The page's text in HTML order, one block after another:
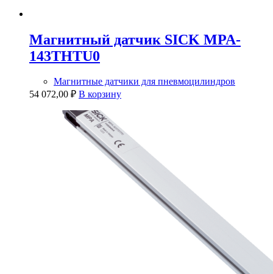
Магнитный датчик SICK MPA-
143THTU0
Магнитные датчики для пневмоцилиндров
54 072,00 ₽ В корзину